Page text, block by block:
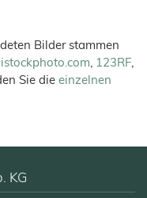
Bilder stammen
istockphoto.com, 123RF,
Sie die einzelnen
KG